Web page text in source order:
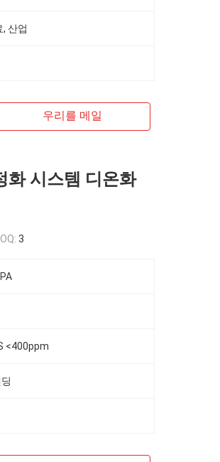
, 산업
우리를 메일
화 시스템 디온화
3
<400ppm